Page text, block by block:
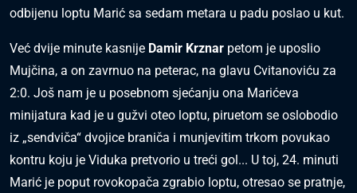
odbijenu loptu Marić sa sedam metara u padu poslao u kut.
Već dvije minute kasnije Damir Krznar petom je uposlio
Mujčina, a on zavrnuo na peterac, na glavu Cvitanoviću za
2:0. Još nam je u posebnom sjećanju ona Marićeva
minijatura kad je u gužvi oteo loptu, piruetom se oslobodio
iz „sendviča“ dvojice braniča i munjevitim trkom povukao
kontru koju je Viduka pretvorio u treći gol... U toj, 24. minuti
Marić je poput rovokopača zgrabio loptu, otresao se pratnje,